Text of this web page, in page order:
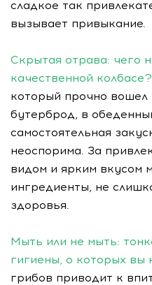
сладкое так
вызывает привыкание.
Скрытая отрава: чего
качественной колбасе?
который прочно
бутерброд, в
самостоятельная
неоспорима. За
видом и ярким вкусом
ингредиенты, не
здоровья.
Мыть или не мыть:
гигиены, о которых вы
грибов приводит к